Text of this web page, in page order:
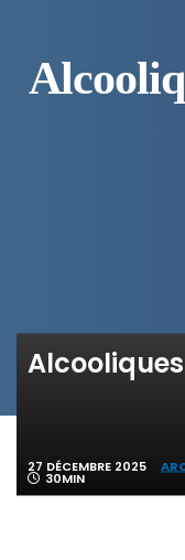
27 DÉCEMBRE 2025
30MIN